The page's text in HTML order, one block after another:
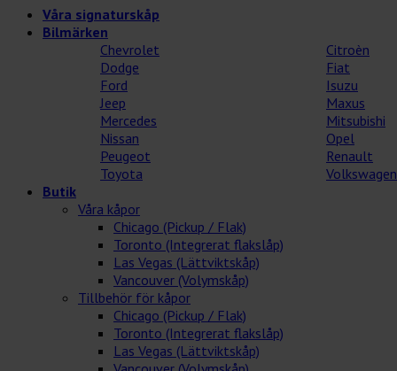
Våra signaturskåp
Bilmärken
Chevrolet
Citroèn
Dodge
Fiat
Ford
Isuzu
Jeep
Maxus
Mercedes
Mitsubishi
Nissan
Opel
Peugeot
Renault
Toyota
Volkswagen
Butik
Våra kåpor
Chicago (Pickup / Flak)
Toronto (Integrerat flakslåp)
Las Vegas (Lättviktskåp)
Vancouver (Volymskåp)
Tillbehör för kåpor
Chicago (Pickup / Flak)
Toronto (Integrerat flakslåp)
Las Vegas (Lättviktskåp)